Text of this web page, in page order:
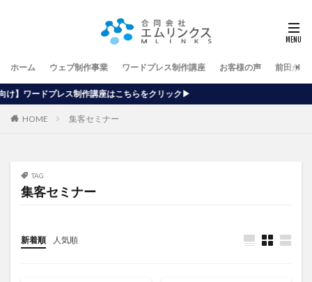
ホーム ウェブ制作事業 ワードプレス制作講座 お客様の声 前田が行
講座はこちらをクリック▶
HOME 集客セミナー
TAG
集客セミナー
新着順 人気順